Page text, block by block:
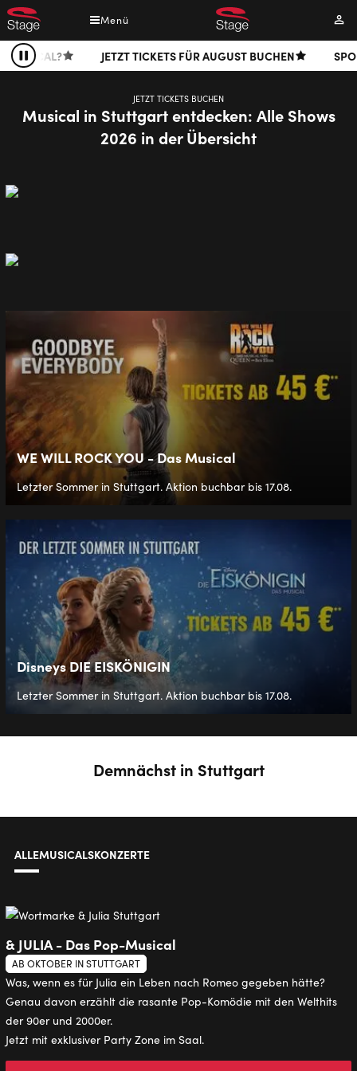
Direkt
zum
Inhalt
Menü
Pause
JETZT TICKETS FÜR AUGUST BUCHEN SPONTAN IN
JETZT TICKETS BUCHEN
Musical in Stuttgart entdecken: Alle Shows
2026 in der Übersicht
WE WILL ROCK YOU - Das Musical
Letzter Sommer in Stuttgart. Aktion buchbar bis 17.08.
Disneys DIE EISKÖNIGIN
Letzter Sommer in Stuttgart. Aktion buchbar bis 17.08.
Demnächst in Stuttgart
ALLEMUSICALSKONZERTE
& JULIA - Das Pop-Musical
AB OKTOBER IN STUTTGART
Was, wenn es für Julia ein Leben nach Romeo gegeben hätte?
Genau davon erzählt die rasante Pop-Komödie mit den Welthits
der 90er und 2000er.
Jetzt mit exklusiver Party Zone im Saal.